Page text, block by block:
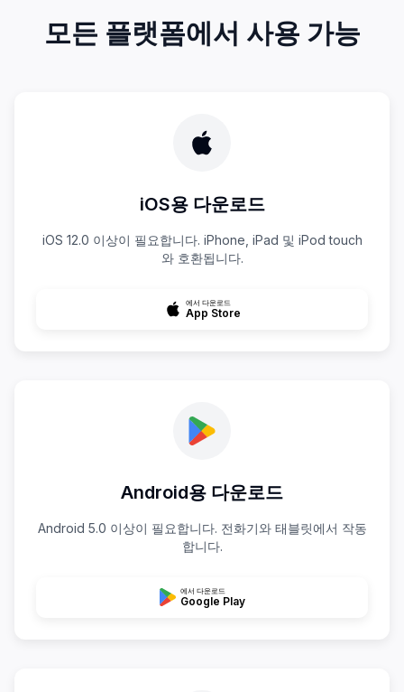
모든 플랫폼에서 사용 가능
iOS용 다운로드
iOS 12.0 이상이 필요합니다. iPhone, iPad 및 iPod touch
와 호환됩니다.
에서 다운로드
App Store
Android용 다운로드
Android 5.0 이상이 필요합니다. 전화기와 태블릿에서 작동
합니다.
에서 다운로드
Google Play